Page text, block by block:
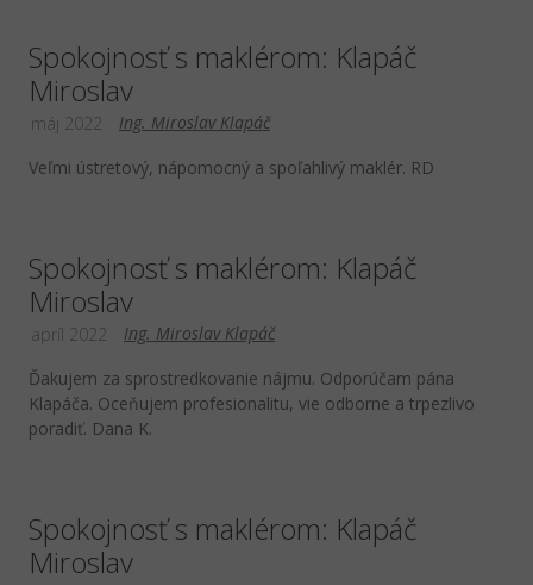
Spokojnosť s maklérom: Klapáč
Miroslav
Ing. Miroslav Klapáč
máj 2022
Veľmi ústretový, nápomocný a spoľahlivý maklér. RD
Spokojnosť s maklérom: Klapáč
Miroslav
Ing. Miroslav Klapáč
apríl 2022
Ďakujem za sprostredkovanie nájmu. Odporúčam pána
Klapáča. Oceňujem profesionalitu, vie odborne a trpezlivo
poradiť. Dana K.
Spokojnosť s maklérom: Klapáč
Miroslav